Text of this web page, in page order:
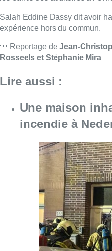
06 août 2026Consulter
Le siège
plusieurs jours
contamination
propylène